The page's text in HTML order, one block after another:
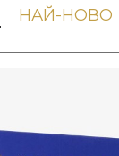
НАЙ-НОВО